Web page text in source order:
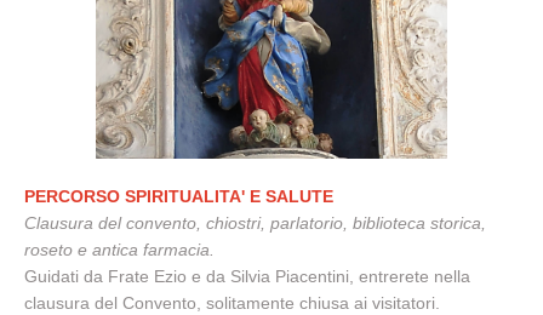
PERCORSO SPIRITUALITA' E SALUTE
Clausura del convento, chiostri, parlatorio, biblioteca storica,
roseto e antica farmacia.
Guidati da Frate Ezio e da Silvia Piacentini, entrerete nella
clausura del Convento, solitamente chiusa ai visitatori.